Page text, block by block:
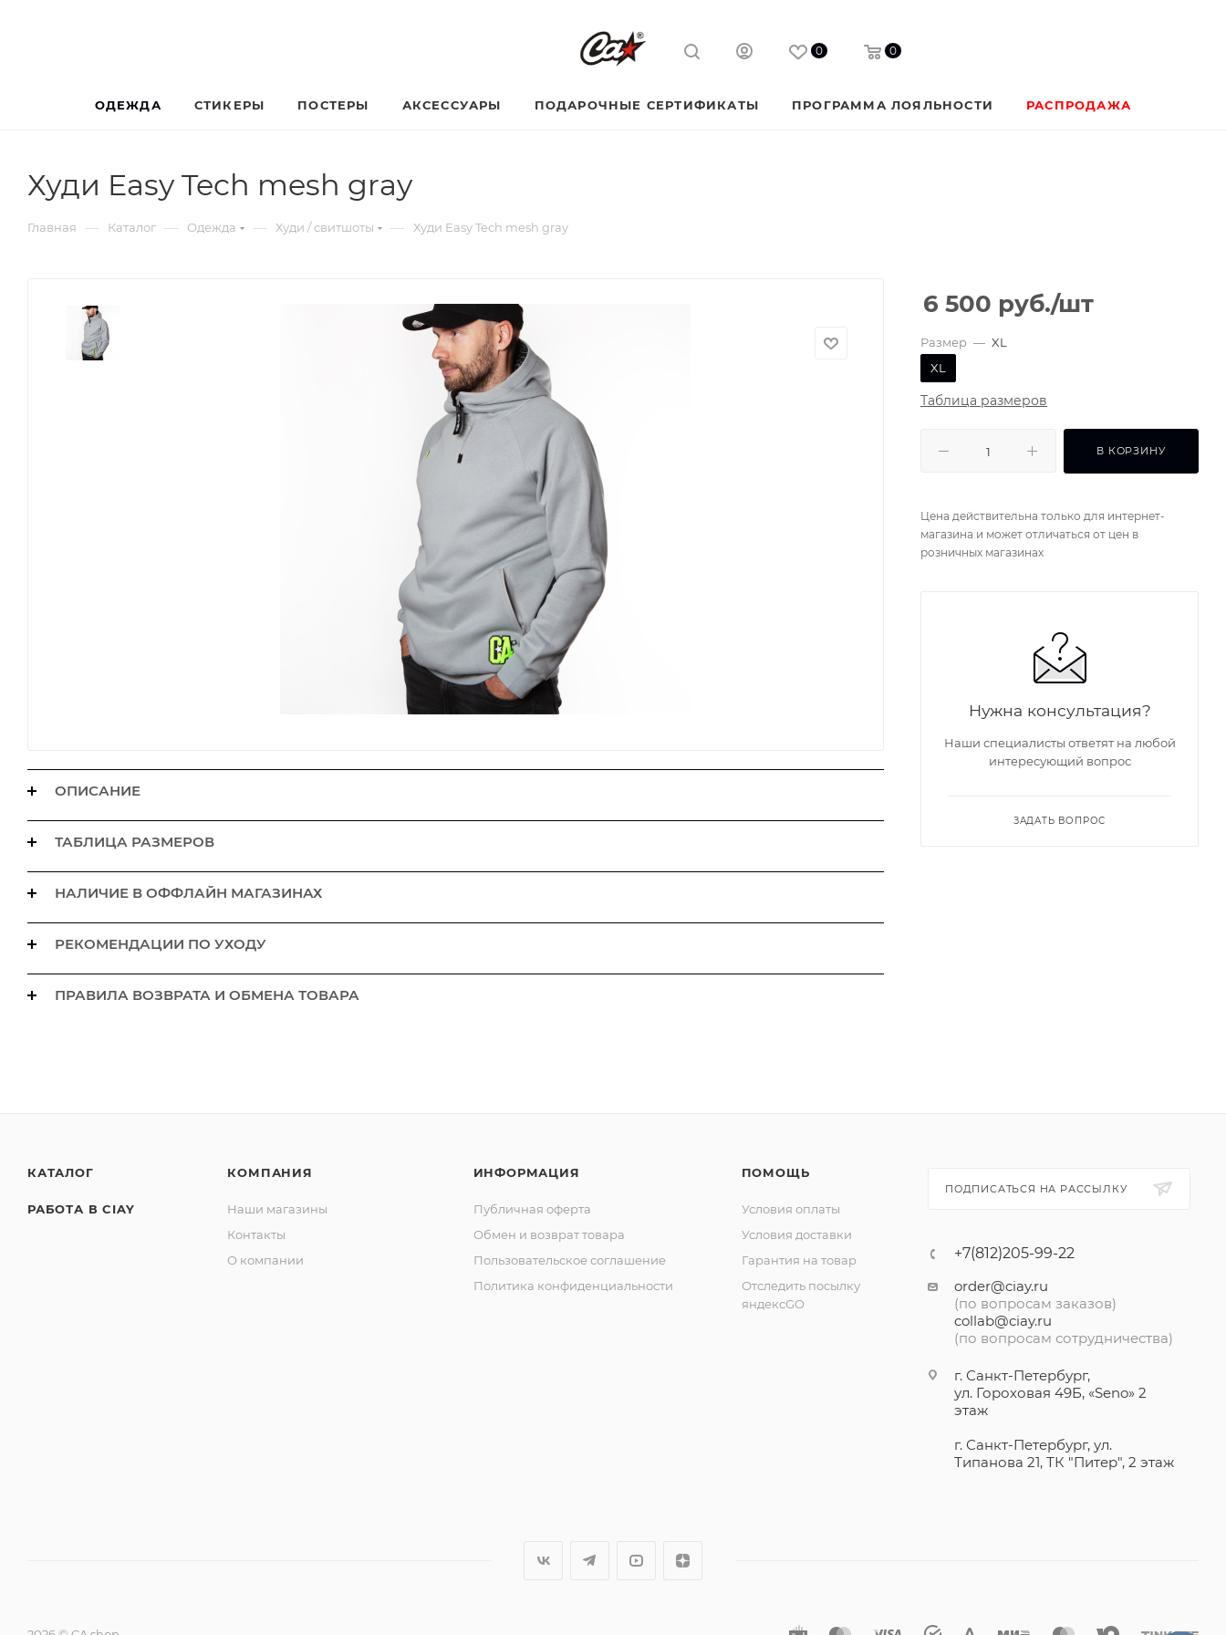
0 0
ПРОГРАММА ЛОЯЛЬНОСТИ РАСПРОДАЖА
ОДЕЖДА СТИКЕРЫ ПОСТЕРЫ АКСЕССУАРЫ ПОДАРОЧНЫЕ СЕРТИФИКАТЫ
Худи Easy Tech mesh gray
Главная — Каталог — Одежда — Худи / свитшоты — Худи Easy Tech mesh gray
ОПИСАНИЕ
ТАБЛИЦА РАЗМЕРОВ
НАЛИЧИЕ В ОФФЛАЙН МАГАЗИНАХ
РЕКОМЕНДАЦИИ ПО УХОДУ
ПРАВИЛА ВОЗВРАТА И ОБМЕНА ТОВАРА
6 500 руб./шт
Размер — XL
XL
Таблица размеров
В КОРЗИНУ
Цена действительна только для интернет-
магазина и может отличаться от цен в
розничных магазинах
Нужна консультация?
Наши специалисты ответят на любой
интересующий вопрос
ЗАДАТЬ ВОПРОС
КАТАЛОГ
РАБОТА В CIAY
КОМПАНИЯ
Наши магазины
Контакты
О компании
ИНФОРМАЦИЯ
Публичная оферта
Обмен и возврат товара
Пользовательское соглашение
Политика конфиденциальности
ПОМОЩЬ
Условия оплаты
Условия доставки
Гарантия на товар
Отследить посылку
яндексGO
ПОДПИСАТЬСЯ НА РАССЫЛКУ
+7(812)205-99-22
order@ciay.ru
(по вопросам заказов)
collab@ciay.ru
(по вопросам сотрудничества)
г. Санкт-Петербург,
ул. Гороховая 49Б, «Seno» 2
этаж
г. Санкт-Петербург, ул.
Типанова 21, ТК "Питер", 2 этаж